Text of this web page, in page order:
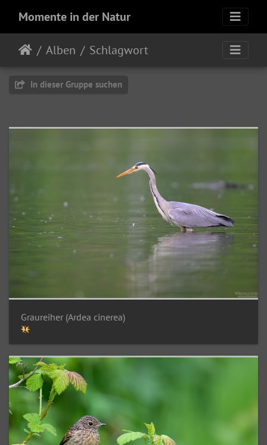
Momente in der Natur
Alben Schlagwort
In dieser Gruppe suchen
Graureiher (Ardea cinerea)